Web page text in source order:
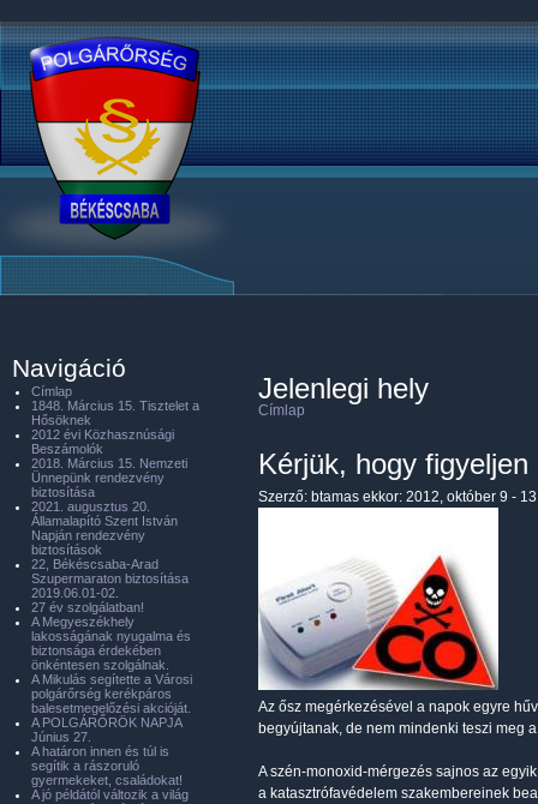
Jelenlegi hely
Címlap
Kérjük, hogy
Szerző: btamas ekkor: 2012, október 9 -
Az ősz megérkezésével a napok egyre
begyújtanak, de nem mindenki teszi meg
A szén-monoxid-mérgezés sajnos az
a katasztrófavédelem szakembereinek
Navigáció
Címlap
1848. Március 15. Tisztelet a
Hősöknek
2012 évi Közhasznúsági
Beszámolók
2018. Március 15. Nemzeti
Ünnepünk rendezvény
biztosítása
2021. augusztus 20.
Államalapító Szent István
Napján rendezvény
biztosítások
22, Békéscsaba-Arad
Szupermaraton biztosítása
2019.06.01-02.
27 év szolgálatban!
A Megyeszékhely
lakosságának nyugalma és
biztonsága érdekében
önkéntesen szolgálnak.
A Mikulás segítette a Városi
polgárőrség kerékpáros
balesetmegelőzési akcióját.
A POLGÁRŐRÖK NAPJA
Június 27.
A határon innen és túl is
segítik a rászoruló
gyermekeket, családokat!
A jó példától változik a világ